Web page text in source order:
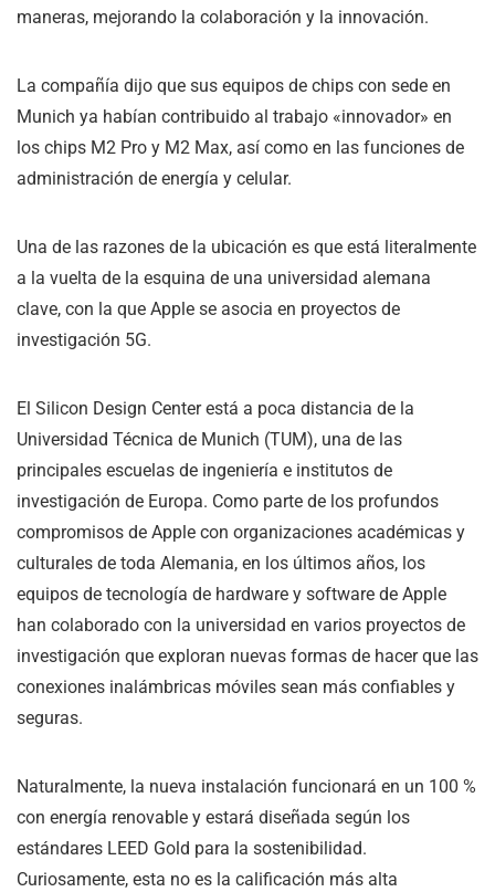
maneras, mejorando la colaboración y la innovación.
La compañía dijo que sus equipos de chips con sede en
Munich ya habían contribuido al trabajo «innovador» en
los chips M2 Pro y M2 Max, así como en las funciones de
administración de energía y celular.
Una de las razones de la ubicación es que está literalmente
a la vuelta de la esquina de una universidad alemana
clave, con la que Apple se asocia en proyectos de
investigación 5G.
El Silicon Design Center está a poca distancia de la
Universidad Técnica de Munich (TUM), una de las
principales escuelas de ingeniería e institutos de
investigación de Europa. Como parte de los profundos
compromisos de Apple con organizaciones académicas y
culturales de toda Alemania, en los últimos años, los
equipos de tecnología de hardware y software de Apple
han colaborado con la universidad en varios proyectos de
investigación que exploran nuevas formas de hacer que las
conexiones inalámbricas móviles sean más confiables y
seguras.
Naturalmente, la nueva instalación funcionará en un 100 %
con energía renovable y estará diseñada según los
estándares LEED Gold para la sostenibilidad.
Curiosamente, esta no es la calificación más alta